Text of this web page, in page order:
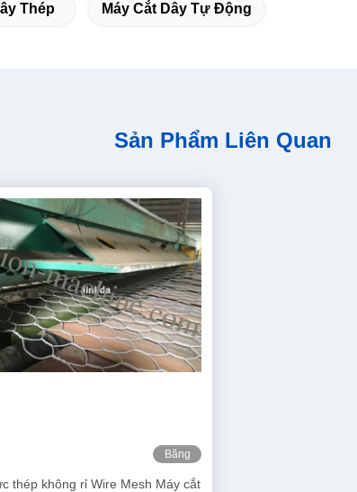
Thép Máy Cắt Dây Tự Động
Sản Phẩm Liên Quan
Băng
thép không rỉ Wire Mesh Máy cắt